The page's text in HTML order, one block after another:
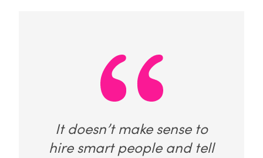
It doesn’t make sense to
hire smart people and tell